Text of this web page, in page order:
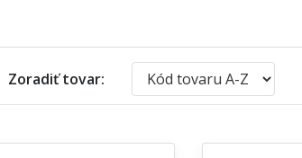
Zoradiť tovar: